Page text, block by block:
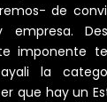
de
empresa.
imponente
la
que hay un